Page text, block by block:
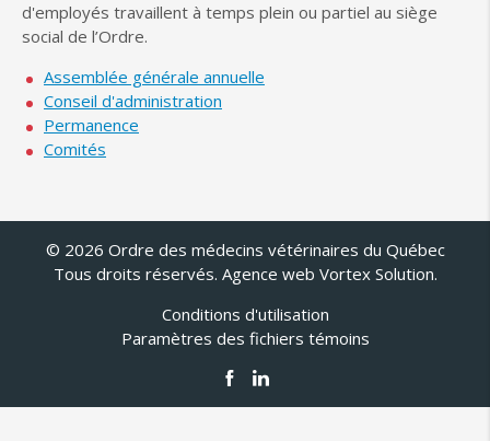
d'employés travaillent à temps plein ou partiel au siège
social de l’Ordre.
Assemblée générale annuelle
Conseil d'administration
Permanence
Comités
© 2026 Ordre des médecins vétérinaires du Québec
Tous droits réservés. Agence web Vortex Solution.
Conditions d'utilisation
Paramètres des fichiers témoins